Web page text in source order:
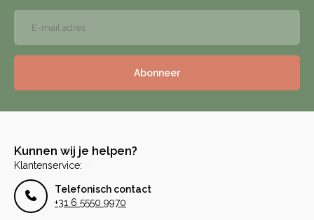
Abonneer
Kunnen wij je helpen?
Klantenservice:
Telefonisch contact
+31 6 5550 9970